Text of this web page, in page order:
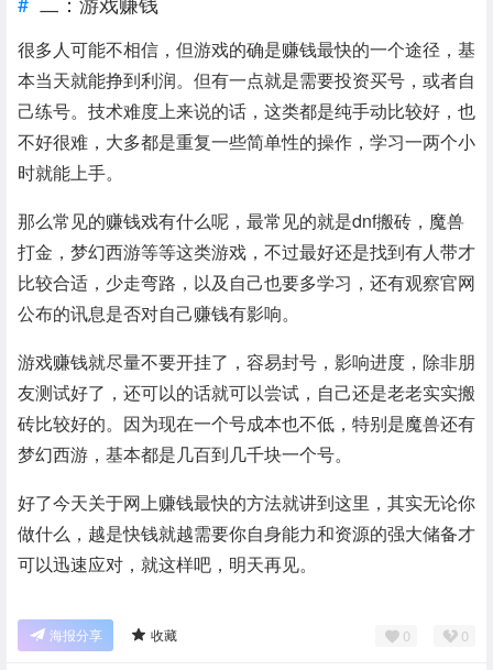
很多人可能不相信，但游戏的确是赚钱最快的一个途径，基
本当天就能挣到利润。但有一点就是需要投资买号，或者自
己练号。技术难度上来说的话，这类都是纯手动比较好，也
不好很难，大多都是重复一些简单性的操作，学习一两个小
时就能上手。
那么常见的赚钱戏有什么呢，最常见的就是dnf搬砖，魔兽
打金，梦幻西游等等这类游戏，不过最好还是找到有人带才
比较合适，少走弯路，以及自己也要多学习，还有观察官网
公布的讯息是否对自己赚钱有影响。
游戏赚钱就尽量不要开挂了，容易封号，影响进度，除非朋
友测试好了，还可以的话就可以尝试，自己还是老老实实搬
砖比较好的。因为现在一个号成本也不低，特别是魔兽还有
梦幻西游，基本都是几百到几千块一个号。
好了今天关于网上赚钱最快的方法就讲到这里，其实无论你
做什么，越是快钱就越需要你自身能力和资源的强大储备才
可以迅速应对，就这样吧，明天再见。
海报分享 收藏 0 0